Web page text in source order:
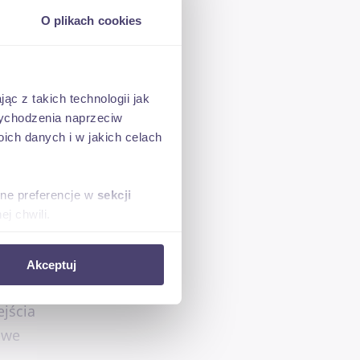
O plikach cookies
z takich technologii jak
naprzeciw
danych i w jakich celach
preferencje w sekcji
chwili.
społecznościowym,
Akceptuj